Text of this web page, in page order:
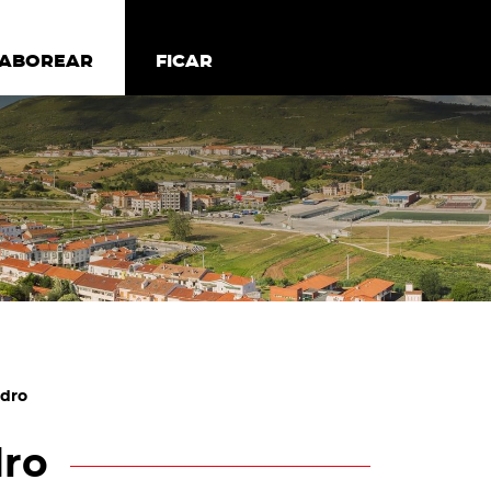
SABOREAR FICAR
FICAR